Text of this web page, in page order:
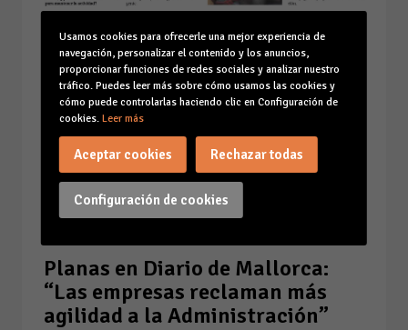
Planas en Diario de Mallorca:
“Las empresas reclaman más
agilidad a la Administración”
Usamos cookies para ofrecerle una mejor experiencia de
navegación, personalizar el contenido y los anuncios,
proporcionar funciones de redes sociales y analizar nuestro
tráfico. Puedes leer más sobre cómo usamos las cookies y
cómo puede controlarlas haciendo clic en Configuración de
cookies. Leer más
Configuración de cookies
Aceptar cookies Rechazar todas